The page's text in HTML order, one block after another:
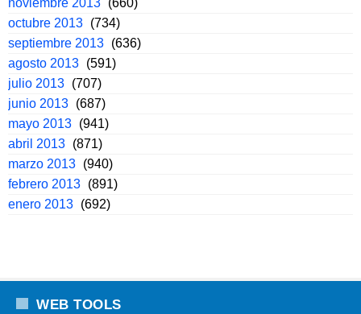
noviembre 2013 (660)
octubre 2013 (734)
septiembre 2013 (636)
agosto 2013 (591)
julio 2013 (707)
junio 2013 (687)
mayo 2013 (941)
abril 2013 (871)
marzo 2013 (940)
febrero 2013 (891)
enero 2013 (692)
WEB TOOLS